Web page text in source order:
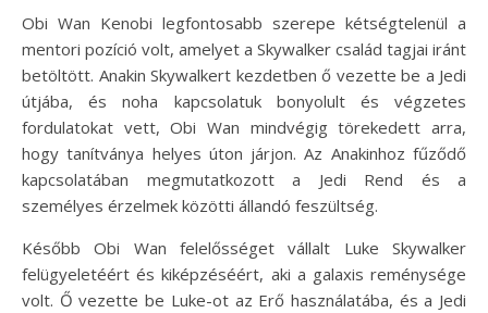
Obi Wan Kenobi legfontosabb szerepe kétségtelenül a
mentori pozíció volt, amelyet a Skywalker család tagjai iránt
betöltött. Anakin Skywalkert kezdetben ő vezette be a Jedi
útjába, és noha kapcsolatuk bonyolult és végzetes
fordulatokat vett, Obi Wan mindvégig törekedett arra,
hogy tanítványa helyes úton járjon. Az Anakinhoz fűződő
kapcsolatában megmutatkozott a Jedi Rend és a
személyes érzelmek közötti állandó feszültség.
Később Obi Wan felelősséget vállalt Luke Skywalker
felügyeletéért és kiképzéséért, aki a galaxis reménysége
volt. Ő vezette be Luke-ot az Erő használatába, és a Jedi